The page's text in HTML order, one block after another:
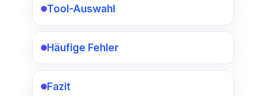
Tool-Auswahl
Häufige Fehler
Fazit